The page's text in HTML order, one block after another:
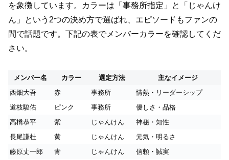
を象徴しています。カラーは「事務所指定」と「じゃんけ
ん」という2つの決め方で選ばれ、エピソードもファンの
間で話題です。下記の表でメンバーカラーを確認してくだ
さい。
メンバー名 カラー 選定方法
主なイメージ
西畑大吾
赤 事務所
情熱・リーダーシップ
道枝駿佑
ピンク 事務所
優しさ・品格
高橋恭平
紫 じゃんけん
神秘・知性
長尾謙杜
黄 じゃんけん
元気・明るさ
藤原丈一郎
青 じゃんけん
信頼・誠実